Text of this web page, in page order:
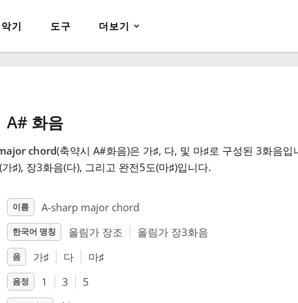
악기 도구 더보기
A# 화음
chord(축약시 A#화음)은 가♯, 다, 및 마♯로 구성된 3화음입
♯), 장3화음(다), 그리고 완전5도(마♯)입니다.
이름 A-sharp major chord
한국어 명칭 올림가 장조 올림가 장3화음
음 가♯ 다 마♯
음정 1 3 5